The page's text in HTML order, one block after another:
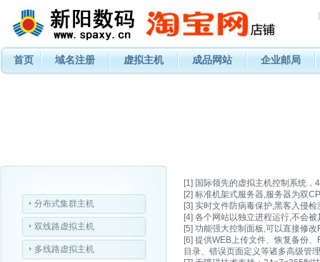
首页 域名注册 虚拟主机 成品网站 企业邮局
分布式集群主机
双线路虚拟主机
多线路虚拟主机
[1] 国际领先的虚拟主机控制系统，
[2] 标准机架式服务器,服务器为双
[3] 实时文件防病毒保护,黑客入侵
[4] 各个网站以独立进程运行,不会
[5] 功能强大控制面板,可以直接修
[6] 提供WEB上传文件、恢复备份
目录、错误页面定义等诸多高级管